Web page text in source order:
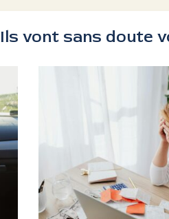
Ils vont sans doute